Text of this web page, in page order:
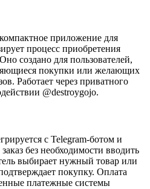
приложение для
процесс приобретения
создано для пользователей,
покупки или желающих
Работает через приватного
@destroygojo.
с Telegram-ботом и
без необходимости вводить
выбирает нужный товар или
покупку. Оплата
платежные системы